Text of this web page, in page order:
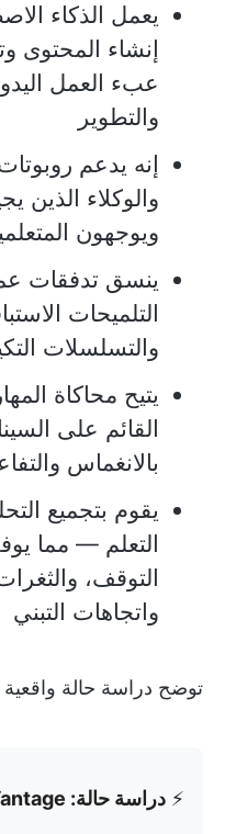
يعمل الذكاء
إنشاء المحتوى
عبء العمل
والتطوير
إنه يدعم
والوكلاء الذين
ويوجهون
ينسق تدفقات
التلميحات
والتسلسلات
يتيح محاكاة
القائم على
بالانغماس
يقوم بتجميع
التعلم — مما
التوقف،
واتجاهات التبني
توضح دراسة حالة واقعية
⚡️ دراسة حالة: LearnVantage من Accenture